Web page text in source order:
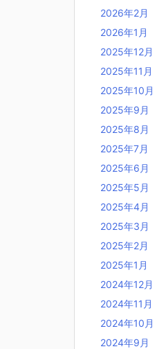
2026年2月
2026年1月
2025年12月
2025年11月
2025年10月
2025年9月
2025年8月
2025年7月
2025年6月
2025年5月
2025年4月
2025年3月
2025年2月
2025年1月
2024年12月
2024年11月
2024年10月
2024年9月